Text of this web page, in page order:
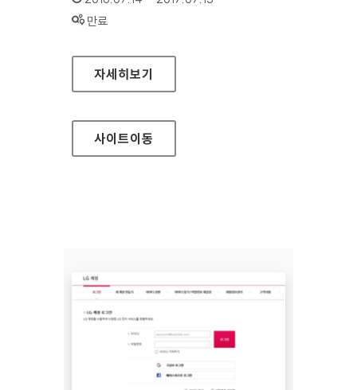
상태 :
만료
성북구청 대표 홈페이지
자세히보기
사이트이동